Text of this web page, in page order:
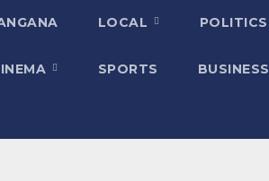
LOCAL POLITICS
SPORTS BUSINESS